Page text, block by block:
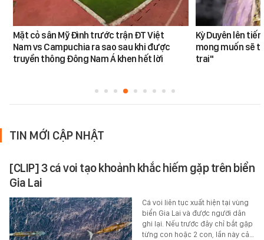
Mặt cỏ sân Mỹ Đình trước trận ĐT Việt
Nam vs Campuchia ra sao sau khi được
truyền thông Đông Nam Á khen hết lời
Kỳ Duyên lên
mong muốn sẽ
trai"
TIN MỚI CẬP NHẬT
[CLIP] 3 cá voi tạo khoảnh khắc hiếm gặp trên biển
Gia Lai
Cá voi liên tục xuất hiện tại vùng
biển Gia Lai và được người dân
ghi lại. Nếu trước đây chỉ bắt gặp
từng con hoặc 2 con, lần này cả…